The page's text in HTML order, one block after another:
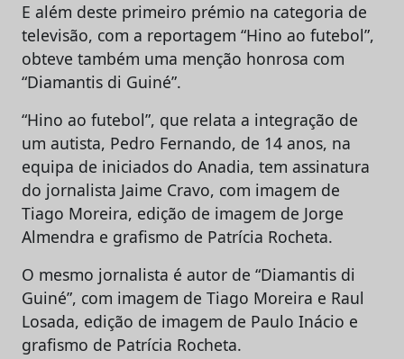
E além deste primeiro prémio na categoria de
televisão, com a reportagem “Hino ao futebol”,
obteve também uma menção honrosa com
“Diamantis di Guiné”.
“Hino ao futebol”, que relata a integração de
um autista, Pedro Fernando, de 14 anos, na
equipa de iniciados do Anadia, tem assinatura
do jornalista Jaime Cravo, com imagem de
Tiago Moreira, edição de imagem de Jorge
Almendra e grafismo de Patrícia Rocheta.
O mesmo jornalista é autor de “Diamantis di
Guiné”, com imagem de Tiago Moreira e Raul
Losada, edição de imagem de Paulo Inácio e
grafismo de Patrícia Rocheta.